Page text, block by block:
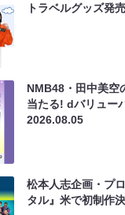
トラベルグッズ発
NMB48・田中美空
当たる! dバリュー
2026.08.05
松本人志企画・プ
タル』米で初制作